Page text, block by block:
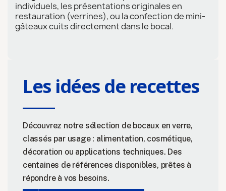
individuels, les présentations originales en
restauration (verrines), ou la confection de mini-
gâteaux cuits directement dans le bocal.
Les idées de recettes
Découvrez notre sélection de bocaux en verre,
classés par usage : alimentation, cosmétique,
décoration ou applications techniques. Des
centaines de références disponibles, prêtes à
répondre à vos besoins.